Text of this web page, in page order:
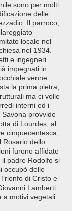
sono per molti
delle
Il parroco,
locale nel
nel 1934.
e ingegneri
impegnati in
venne
la prima pietra;
ma ci volle
interni ed i
provvide
di Lourdes, al
cinquecentesca,
Rosario dello
furono affidate
padre Rodolfo si
occupò delle
di Cristo e
Lamberti
a motivi vegetali